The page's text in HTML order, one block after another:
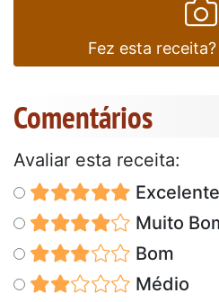
Fez esta
Comentários
Avaliar esta receita:
Muito
Bom
Médio